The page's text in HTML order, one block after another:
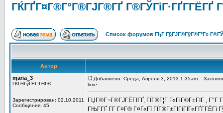
ГЌГҐГ¤Г®Г°Г®ГЈГ®ГҐ
Список форумов ГђГ Г§ГЈГ®ГўГ®Г°Г»
Автор
maria_3
ГЌГ®ГўГЁГ·Г®ГЄ
Зарегистрирован: 02.10.2011
Сообщения: 45
Добавлено: Среда, Апреля 3, 2013 1:35am
time
ГЏГ®Г¬Г®ГЈГЁГІГҐ, ГЇГ®Г¦Г Г«ГіГ©Г±ГІГ , Г°Г
ГЊГ­ГҐ Г­Г Г¤Г® Г¤Г«Гї ГЇГ®Г±ГІГіГЇГ«ГҐГ­ГЁГї